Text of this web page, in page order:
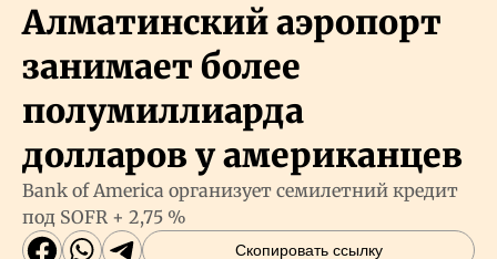
Алматинский аэропорт
занимает более
полумиллиарда
долларов у американцев
Bank of America организует семилетний кредит
под SOFR + 2,75 %
Скопировать ссылку